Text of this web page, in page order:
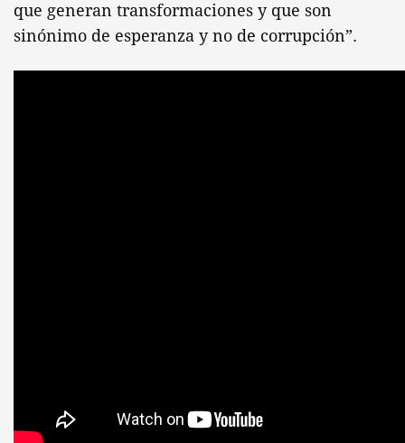
que generan transformaciones y que son
sinónimo de esperanza y no de corrupción”.